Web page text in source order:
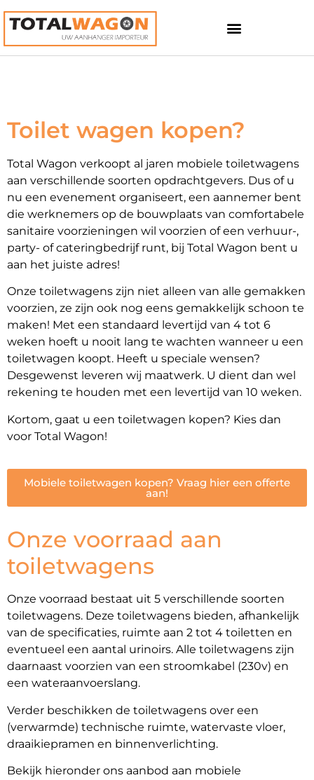
Toilet wagen kopen?
Total Wagon verkoopt al jaren mobiele toiletwagens
aan verschillende soorten opdrachtgevers. Dus of u
nu een evenement organiseert, een aannemer bent
die werknemers op de bouwplaats van comfortabele
sanitaire voorzieningen wil voorzien of een verhuur-,
party- of cateringbedrijf runt, bij Total Wagon bent u
aan het juiste adres!
Onze toiletwagens zijn niet alleen van alle gemakken
voorzien, ze zijn ook nog eens gemakkelijk schoon te
maken! Met een standaard levertijd van 4 tot 6
weken hoeft u nooit lang te wachten wanneer u een
toiletwagen koopt. Heeft u speciale wensen?
Desgewenst leveren wij maatwerk. U dient dan wel
rekening te houden met een levertijd van 10 weken.
Kortom, gaat u een toiletwagen kopen? Kies dan
voor Total Wagon!
Mobiele toiletwagen kopen? Vraag hier een offerte
aan!
Onze voorraad aan
toiletwagens
Onze voorraad bestaat uit 5 verschillende soorten
toiletwagens. Deze toiletwagens bieden, afhankelijk
van de specificaties, ruimte aan 2 tot 4 toiletten en
eventueel een aantal urinoirs. Alle toiletwagens zijn
daarnaast voorzien van een stroomkabel (230v) en
een wateraanvoerslang.
Verder beschikken de toiletwagens over een
(verwarmde) technische ruimte, watervaste vloer,
draaikiepramen en binnenverlichting.
Bekijk hieronder ons aanbod aan mobiele